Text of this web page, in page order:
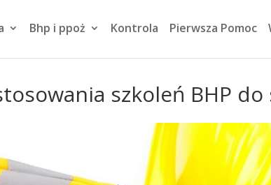
Bhp i ppoż Kontrola Pierwsza Pomoc
szkoleń BHP